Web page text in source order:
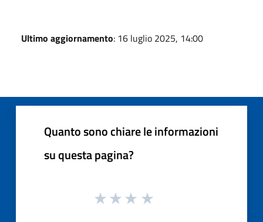
Ultimo aggiornamento: 16 luglio 2025, 14:00
Quanto sono chiare le informazioni
su questa pagina?